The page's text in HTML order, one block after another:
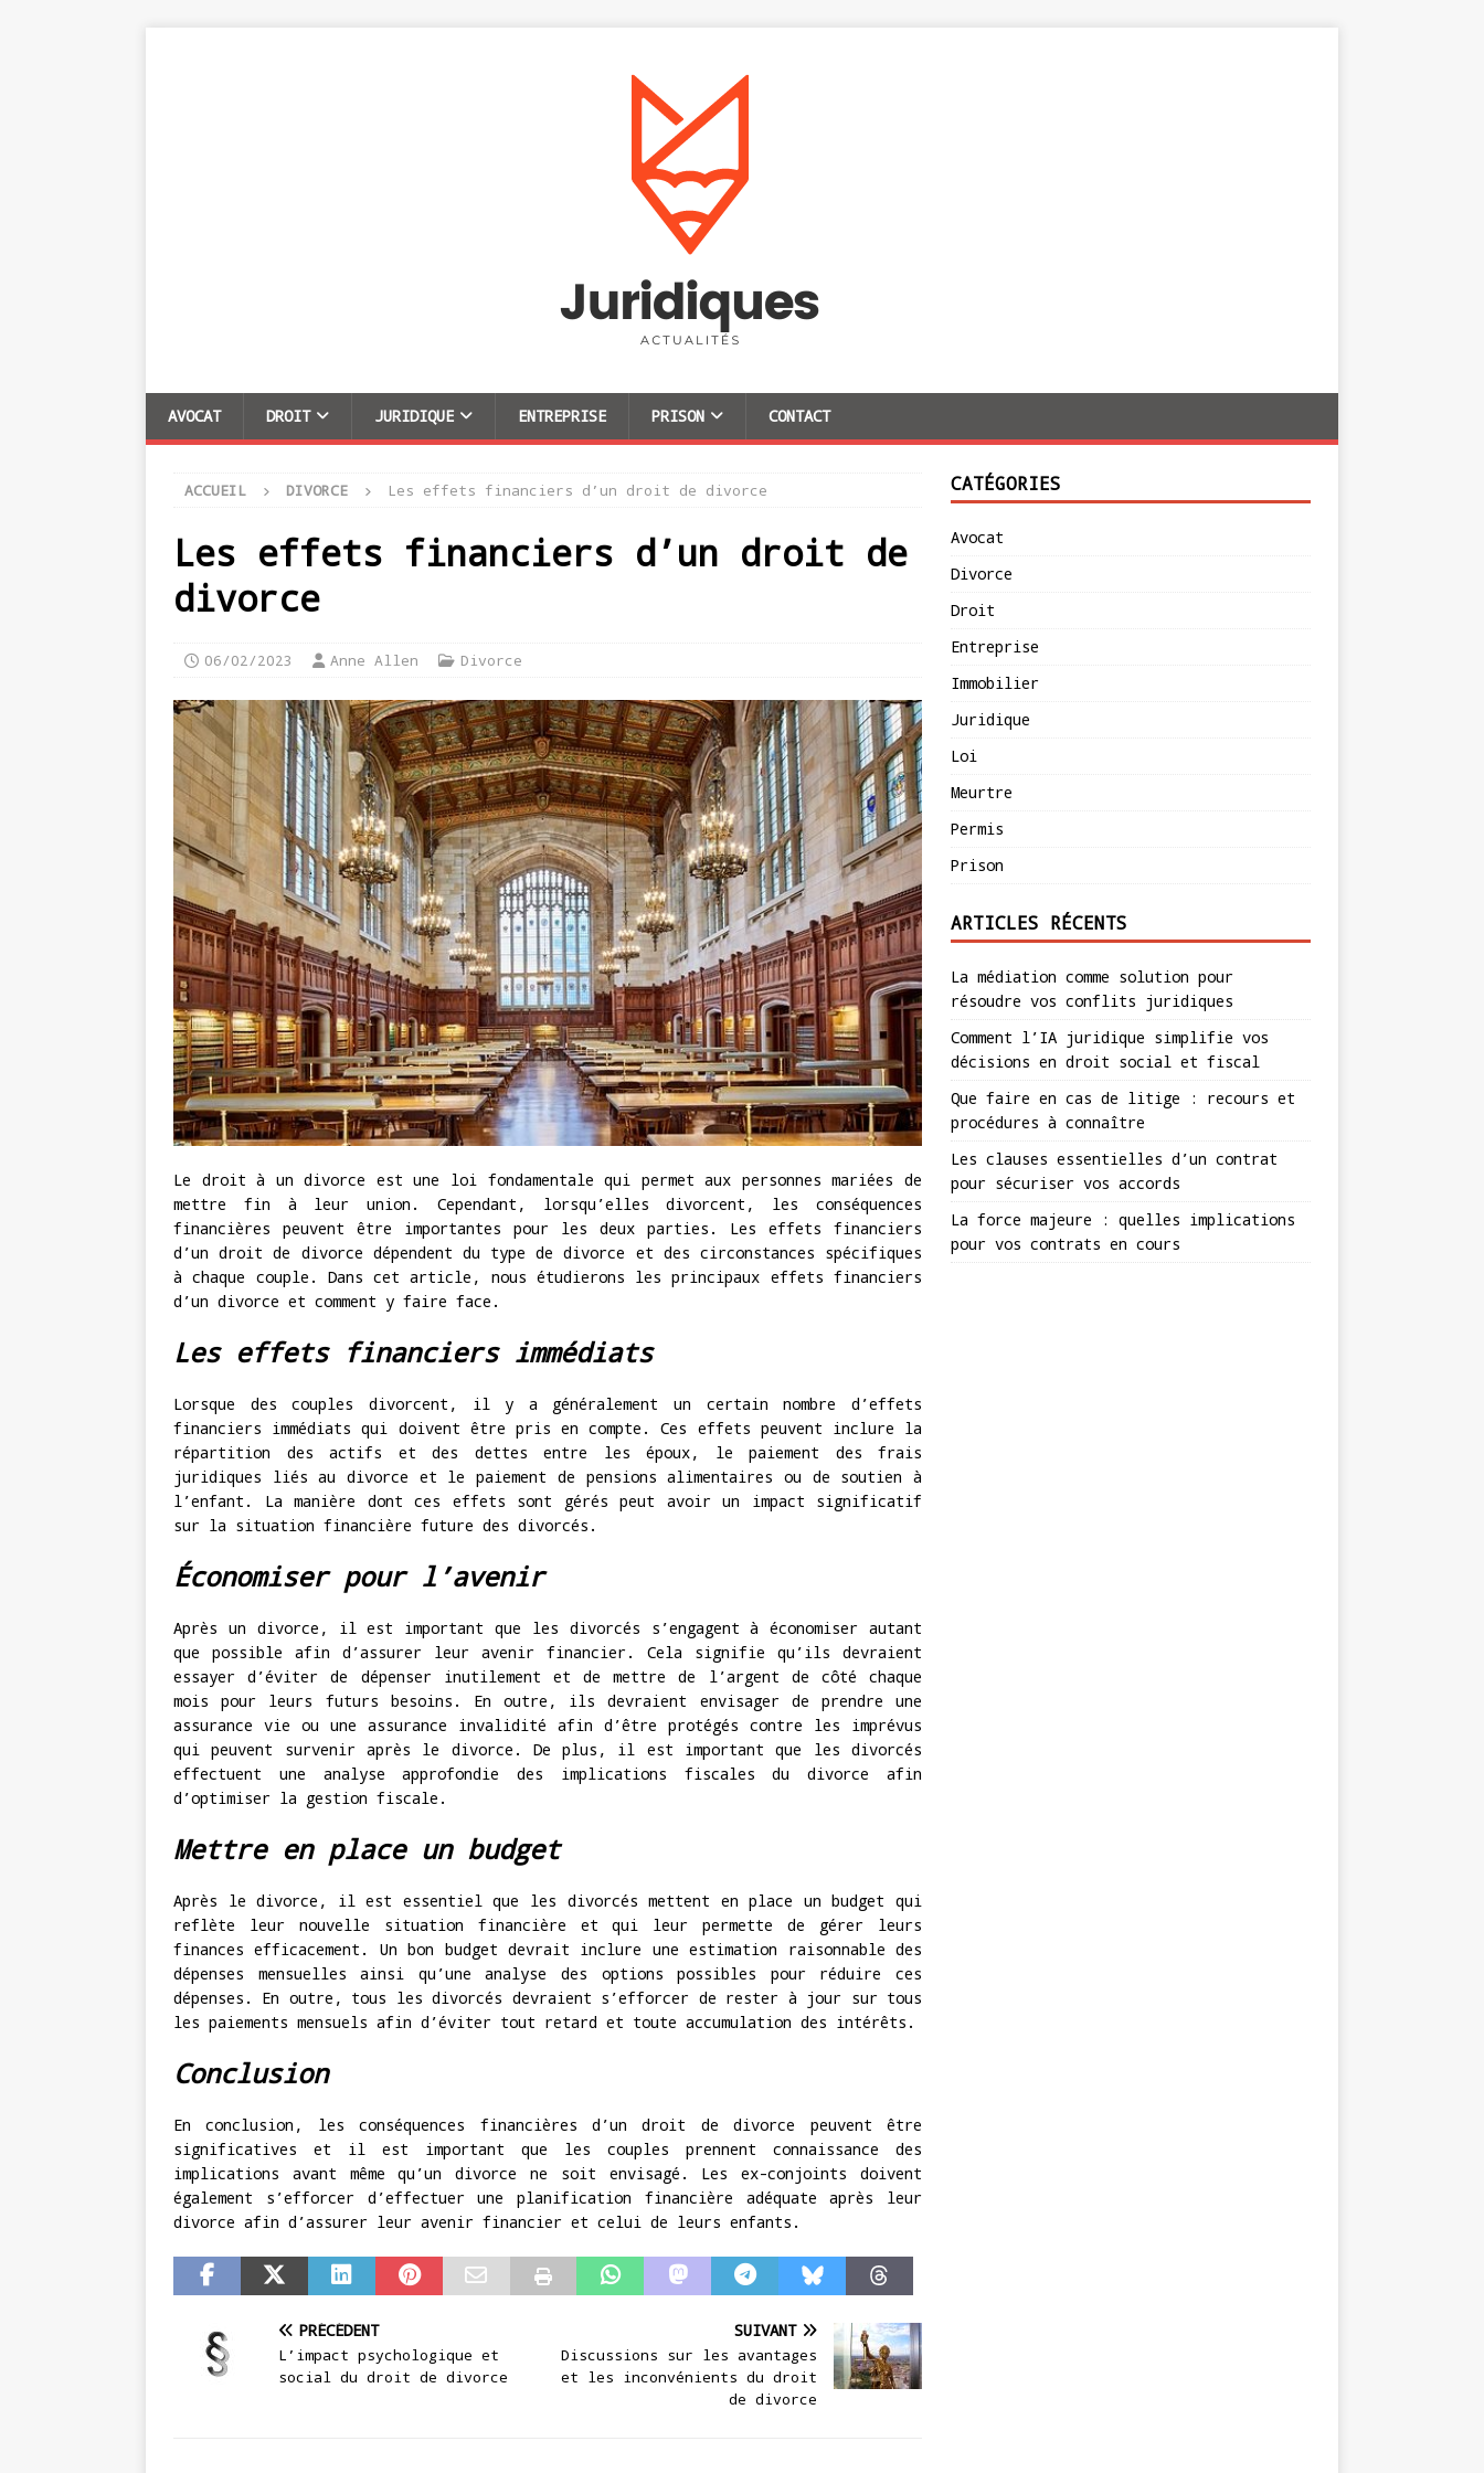
AVOCAT DROIT JURIDIQUE ENTREPRISE PRISON CONTACT
ACCUEIL DIVORCE Les effets financiers d’un droit de divorce
Les effets financiers d’un droit de
divorce
06/02/2023 Anne Allen Divorce
Le droit à un divorce est une loi fondamentale qui permet aux personnes mariées de
mettre fin à leur union. Cependant, lorsqu’elles divorcent, les conséquences
financières peuvent être importantes pour les deux parties. Les effets financiers
d’un droit de divorce dépendent du type de divorce et des circonstances spécifiques
à chaque couple. Dans cet article, nous étudierons les principaux effets financiers
d’un divorce et comment y faire face.
Les effets financiers immédiats
Lorsque des couples divorcent, il y a généralement un certain nombre d’effets
financiers immédiats qui doivent être pris en compte. Ces effets peuvent inclure la
répartition des actifs et des dettes entre les époux, le paiement des frais
juridiques liés au divorce et le paiement de pensions alimentaires ou de soutien à
l’enfant. La manière dont ces effets sont gérés peut avoir un impact significatif
sur la situation financière future des divorcés.
Économiser pour l’avenir
Après un divorce, il est important que les divorcés s’engagent à économiser autant
que possible afin d’assurer leur avenir financier. Cela signifie qu’ils devraient
essayer d’éviter de dépenser inutilement et de mettre de l’argent de côté chaque
mois pour leurs futurs besoins. En outre, ils devraient envisager de prendre une
assurance vie ou une assurance invalidité afin d’être protégés contre les imprévus
qui peuvent survenir après le divorce. De plus, il est important que les divorcés
effectuent une analyse approfondie des implications fiscales du divorce afin
d’optimiser la gestion fiscale.
Mettre en place un budget
Après le divorce, il est essentiel que les divorcés mettent en place un budget qui
reflète leur nouvelle situation financière et qui leur permette de gérer leurs
finances efficacement. Un bon budget devrait inclure une estimation raisonnable des
dépenses mensuelles ainsi qu’une analyse des options possibles pour réduire ces
dépenses. En outre, tous les divorcés devraient s’efforcer de rester à jour sur tous
les paiements mensuels afin d’éviter tout retard et toute accumulation des intérêts.
Conclusion
En conclusion, les conséquences financières d’un droit de divorce peuvent être
significatives et il est important que les couples prennent connaissance des
implications avant même qu’un divorce ne soit envisagé. Les ex-conjoints doivent
également s’efforcer d’effectuer une planification financière adéquate après leur
divorce afin d’assurer leur avenir financier et celui de leurs enfants.
PRÉCÉDENT
L’impact psychologique et
social du droit de divorce
SUIVANT
Discussions sur les avantages
et les inconvénients du droit
de divorce
CATÉGORIES
Avocat
Divorce
Droit
Entreprise
Immobilier
Juridique
Loi
Meurtre
Permis
Prison
ARTICLES RÉCENTS
La médiation comme solution pour
résoudre vos conflits juridiques
Comment l’IA juridique simplifie vos
décisions en droit social et fiscal
Que faire en cas de litige : recours et
procédures à connaître
Les clauses essentielles d’un contrat
pour sécuriser vos accords
La force majeure : quelles implications
pour vos contrats en cours